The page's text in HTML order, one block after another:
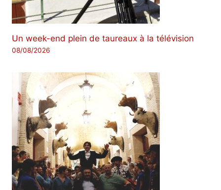
Un week-end plein de taureaux à la télévision
08/08/2026